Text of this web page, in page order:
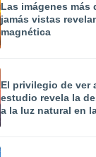
Las imágenes más
jamás vistas
magnética
El privilegio de ver
estudio revela la
a la luz natural en